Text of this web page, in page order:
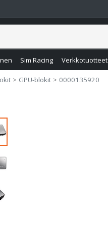
Sim Racing Verkkotuotteet
GPU-blokit 0000135920